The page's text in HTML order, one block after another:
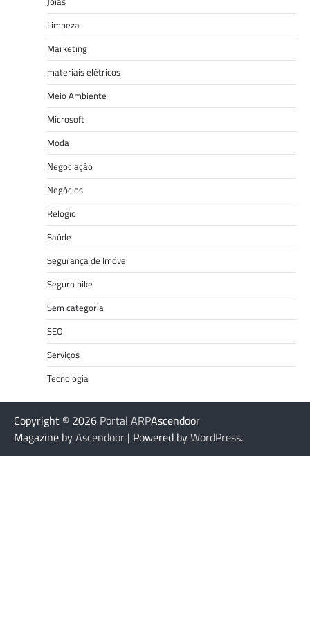
Limpeza
Marketing
materiais elétricos
Meio Ambiente
Microsoft
Moda
Negociação
Negócios
Relogio
Saúde
Segurança de Imóvel
Seguro bike
Sem categoria
SEO
Serviços
Tecnologia
Copyright © 2026 Portal ARPAscendoor
Magazine byAscendoor | Powered byWordPress.